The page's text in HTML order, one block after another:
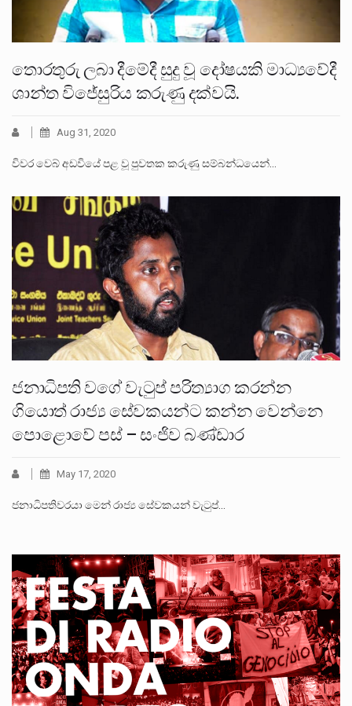
තොරතුරු ලබා දීමේදී සුදු වූ දෝෂයකි මාධ්‍යවේදී
ශාන්ත විජේසුරිය කරුණු දක්වයි.
Aug 31, 2020
විවර වෙබ් අඩවියේ පළ වූ පුවතක කරුණු සම්බන්ධයෙන්…
ජනාධිපති වගේ වැටුප් පරිත්‍යාග කරන්න
ගියොත් රාජ්‍ය සේවකයන්ට කන්න වෙන්නෙ
පොළොවේ පස් – සංජිව බණ්ඩාර
May 17, 2020
ජනාධිපතිවරයා මෙන් රාජ්‍ය සේවකයන් වැටුප්…